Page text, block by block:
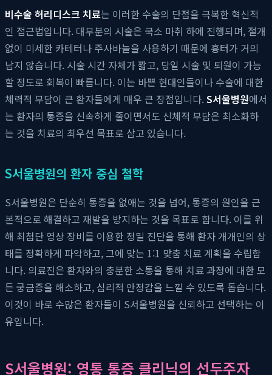
비수술 허리디스크 치료는 이러한 수술의 단점을 극복한 혁신적
인 접근법입니다. 대부분의 시술은 국소 마취 하에 진행되며, 절개
없이 미세한 카테터나 주사바늘을 사용하기 때문에 흉터가 거의
남지 않습니다. 시술 시간 자체가 짧고, 당일 시술 및 퇴원이 가능
할 정도로 회복이 빠릅니다. 이는 바쁜 현대인들이나 수술에 대한
체력적 부담이 큰 환자들에게 매우 큰 장점입니다.S서울병원에서
는 환자의 통증을 신속하게 줄이면서도 신체적 부담은 최소화하
는 것을 치료의 최우선 목표로 삼고 있습니다.
S서울병원의 환자 중심 철학
S서울병원은 단순히 통증을 없애는 것을 넘어, 통증의 원인을 근
본적으로 해결하고 재발을 방지하는 것을 목표로 합니다. 이를 위
해 최첨단 영상 장비를 이용한 정밀 진단을 통해 환자 개개인의 상
태를 정확하게 파악하고, 그에 맞는 1:1 맞춤 치료 계획을 수립합
니다. 의료진은 환자와의 충분한 소통을 통해 치료 과정에 대한 모
든 궁금증을 해소하고, 심리적 안정감을 느낄 수 있도록 돕습니다.
이것이 바로 수많은 환자들이 S서울병원을 신뢰하고 선택하는 이
유입니다.
S서울병원: 영통 통증 클리닉의 선두주자